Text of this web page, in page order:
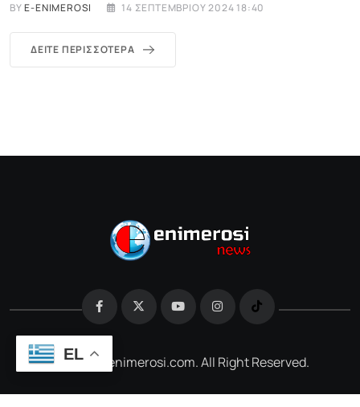
BYE-ENIMEROSI 14 ΣΕΠΤΕΜΒΡΊΟΥ 2024 18:40
ΔΕΊΤΕ ΠΕΡΙΣΣΌΤΕΡΑ
@2026 e-enimerosi.com. All Right Reserved.
EL